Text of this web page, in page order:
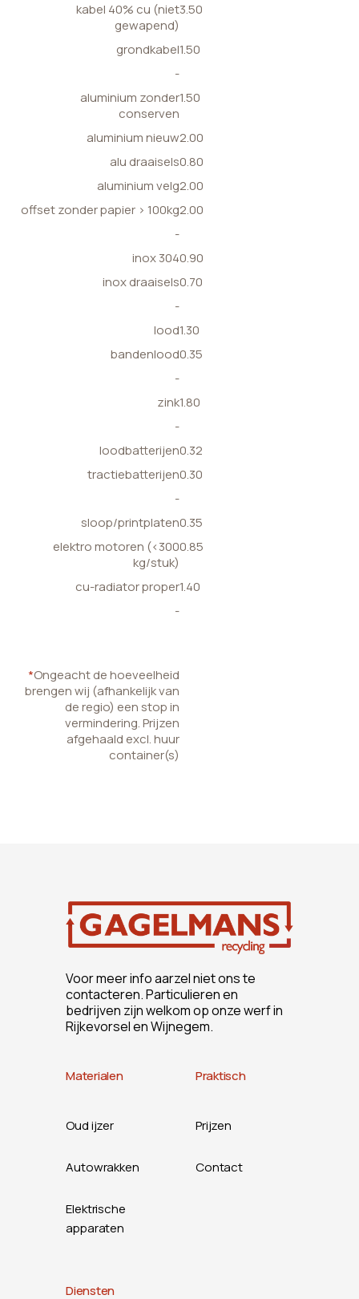
kabel 40% cu (niet
gewapend)
3.50
grondkabel1.50
-
aluminium zonder
conserven
1.50
aluminium nieuw2.00
alu draaisels0.80
aluminium velg2.00
offset zonder papier > 100kg2.00
-
inox 3040.90
inox draaisels0.70
-
lood1.30
bandenlood0.35
-
zink1.80
-
loodbatterijen0.32
tractiebatterijen0.30
-
sloop/printplaten0.35
elektro motoren (<300
kg/stuk)
0.85
cu-radiator proper1.40
-
*Ongeacht de hoeveelheid
brengen wij (afhankelijk van
de regio) een stop in
vermindering. Prijzen
afgehaald excl. huur
container(s)
Voor meer info aarzel niet ons te
contacteren. Particulieren en
bedrijven zijn welkom op onze werf in
Rijkevorsel en Wijnegem.
Materialen
Oud ijzer
Autowrakken
Elektrische
apparaten
Praktisch
Prijzen
Contact
Diensten